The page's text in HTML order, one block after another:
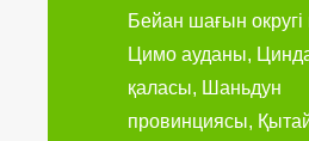
Бейан шағын округі
Цимо ауданы,
қаласы, Шаньдун
провинциясы,